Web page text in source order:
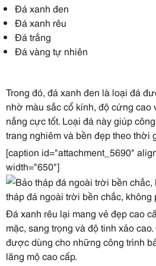
Đá xanh đen
Đá xanh rêu
Đá trắng
Đá vàng tự nhiên
Trong đó, đá xanh đen là loại đá
nhờ màu sắc cổ kính, độ cứng cao
nắng cực tốt. Loại đá này giúp
trang nghiêm và bền đẹp theo thời
[caption id="attachment_5690"
width="650"]
tháp đá ngoài trời bền chắc, không
Đá xanh rêu lại mang vẻ đẹp cao
mặc, sang trọng và độ tinh xảo
được dùng cho những công trình
lăng mộ cao cấp.